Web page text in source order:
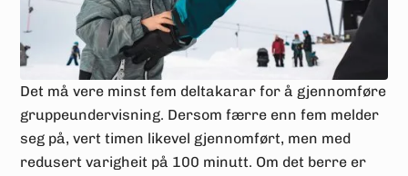
Det må vere minst fem deltakarar for å gjennomføre
gruppeundervisning. Dersom færre enn fem melder
seg på, vert timen likevel gjennomført, men med
redusert varigheit på 100 minutt. Om det berre er